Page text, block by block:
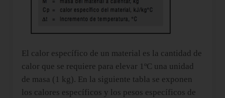
El calor específico de un material es la cantidad de
calor que se requiere para elevar 1ºC una unidad
de masa (1 kg). En la siguiente tabla se exponen
los calores específicos y los pesos específicos de